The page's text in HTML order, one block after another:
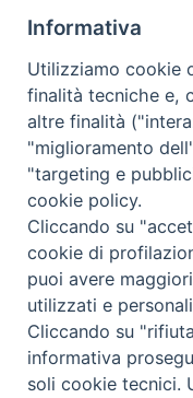
pubblico. La visione
riservata agli adulti
nazione:Stati Uniti
Contatti &
C.ne Aurelia, 50 –
Informativa
Utilizziamo cookie
finalità tecniche e,
altre finalità
"miglioramento
"targeting e
cookie policy.
Cliccando su
cookie di
puoi avere
utilizzati e
Cliccando su
informativa
soli cookie tecnici.